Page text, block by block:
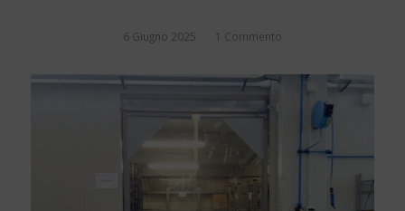
6 Giugno 2025
/ 1 Commento